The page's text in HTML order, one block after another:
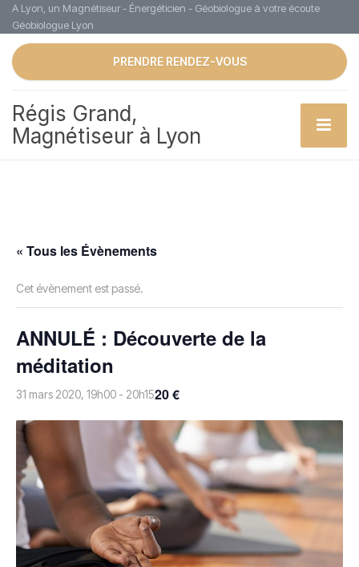
A Lyon, un Magnétiseur - Énergéticien - Géobiologue à votre écoute
Géobiologue Lyon
PRENDRE RENDEZ-VOUS
Régis Grand,
Magnétiseur à Lyon
« Tous les Évènements
Cet évènement est passé.
ANNULÉ : Découverte de la
méditation
31 mars 2020, 19h00 - 20h1520 €